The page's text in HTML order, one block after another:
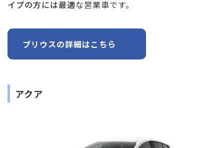
イプの方には最適な営業車です。
プリウスの詳細はこちら
アクア